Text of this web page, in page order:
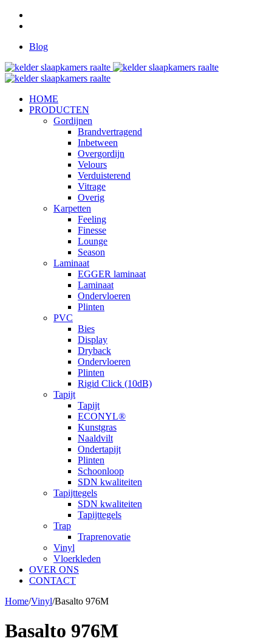
Blog
HOME
PRODUCTEN
Gordijnen
Brandvertragend
Inbetween
Overgordijn
Velours
Verduisterend
Vitrage
Overig
Karpetten
Feeling
Finesse
Lounge
Season
Laminaat
EGGER laminaat
Laminaat
Ondervloeren
Plinten
PVC
Bies
Display
Dryback
Ondervloeren
Plinten
Rigid Click (10dB)
Tapijt
Tapijt
ECONYL®
Kunstgras
Naaldvilt
Ondertapijt
Plinten
Schoonloop
SDN kwaliteiten
Tapijttegels
SDN kwaliteiten
Tapijttegels
Trap
Traprenovatie
Vinyl
Vloerkleden
OVER ONS
CONTACT
Home/Vinyl/Basalto 976M
Basalto 976M